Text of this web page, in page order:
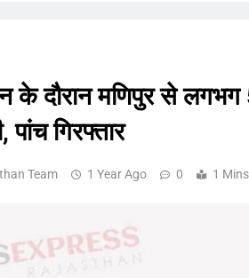
के दौरान मणिपुर से
गिरफ्तार
Team 1 Year Ago 0 1 Mins